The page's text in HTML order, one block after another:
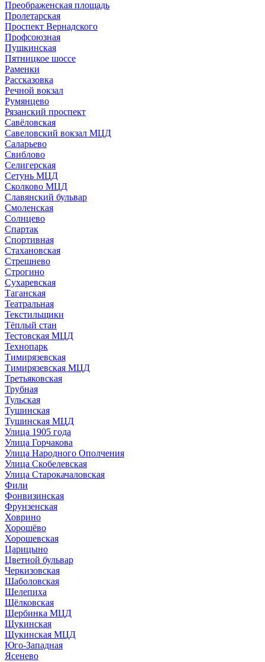
Преображенская площадь
Пролетарская
Проспект Вернадского
Профсоюзная
Пушкинская
Пятницкое шоссе
Раменки
Рассказовка
Речной вокзал
Румянцево
Рязанский проспект
Савёловская
Савеловский вокзал МЦД
Саларьево
Свиблово
Селигерская
Сетунь МЦД
Сколково МЦД
Славянский бульвар
Смоленская
Солнцево
Спартак
Спортивная
Стахановская
Стрешнево
Строгино
Сухаревская
Таганская
Театральная
Текстильщики
Тёплый стан
Тестовская МЦД
Технопарк
Тимирязевская
Тимирязевская МЦД
Третьяковская
Трубная
Тульская
Тушинская
Тушинская МЦД
Улица 1905 года
Улица Горчакова
Улица Народного Ополчения
Улица Скобелевская
Улица Старокачаловская
Фили
Фонвизинская
Фрунзенская
Ховрино
Хорошёво
Хорошевская
Царицыно
Цветной бульвар
Черкизовская
Шаболовская
Шелепиха
Щёлковская
Щербинка МЦД
Щукинская
Щукинская МЦД
Юго-Западная
Ясенево